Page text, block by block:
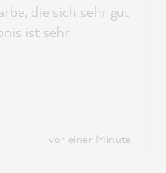
die sich sehr gut
ist sehr
vor einer Minute